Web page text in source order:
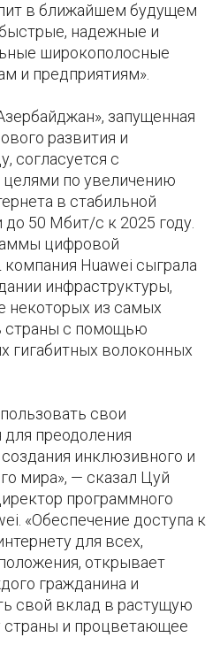
в ближайшем будущем
надежные и
широкополосные
и предприятиям».
запущенная
развития и
согласуется с
по увеличению
в стабильной
50 Мбит/с к 2025 году.
цифровой
компания Huawei сыграла
инфраструктуры,
некоторых из самых
страны с помощью
гигабитных волоконных
свои
преодоления
инклюзивного и
мира», — сказал Цуй
программного
«Обеспечение доступа к
для всех,
открывает
гражданина и
свой вклад в растущую
и процветающее